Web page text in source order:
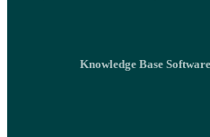
Knowledge Base